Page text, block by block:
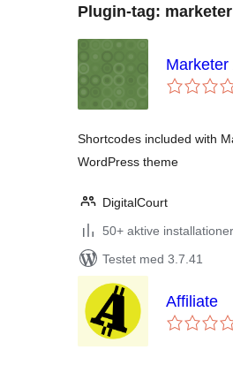
Plugin-tag: marketer
Shortcodes included with
WordPress theme
DigitalCourt
50+ aktive installationer
Testet med 3.7.41
Affiliate